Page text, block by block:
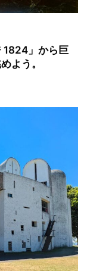
1824」から巨
よう。